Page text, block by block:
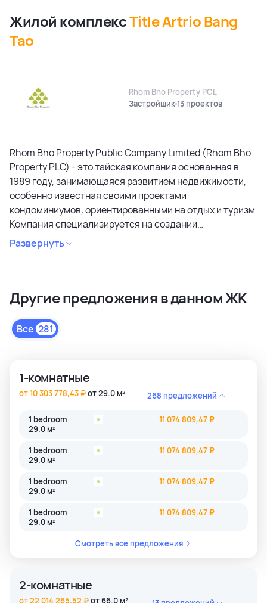
Жилой комплексTitle Artrio Bang
Tao
Rhom Bho Property PCL
Застройщик13 проектов
Rhom Bho Property Public Company Limited (Rhom Bho
Property PLC) - это тайская компания основанная в
1989 году, занимающаяся развитием недвижимости,
особенно известная своими проектами
кондоминиумов, ориентированными на отдых и туризм.
Компания специализируется на создании
кондоминиумов в привлекательных районах, уделяя
особое внимание дизайну, качеству строительства и
коммерческих объектах и жилой недвижимости
высокого качества в сегментах недвижимости
премиального и среднего класса. Среди районов
застройки как престижные комьюнити Бангкока, так и
Развернуть
Другие предложения в данном ЖК
Все 281
1-комнатные
от 29.0 м²
от 10 303 778,43 ₽ 268 предложений
1 bedroom
29.0 м²
11 074 809,47 ₽
1 bedroom
29.0 м²
11 074 809,47 ₽
1 bedroom
29.0 м²
11 074 809,47 ₽
1 bedroom
29.0 м²
11 074 809,47 ₽
Смотреть все предложения
2-комнатные
от 66.0 м²
от 22 014 265,52 ₽